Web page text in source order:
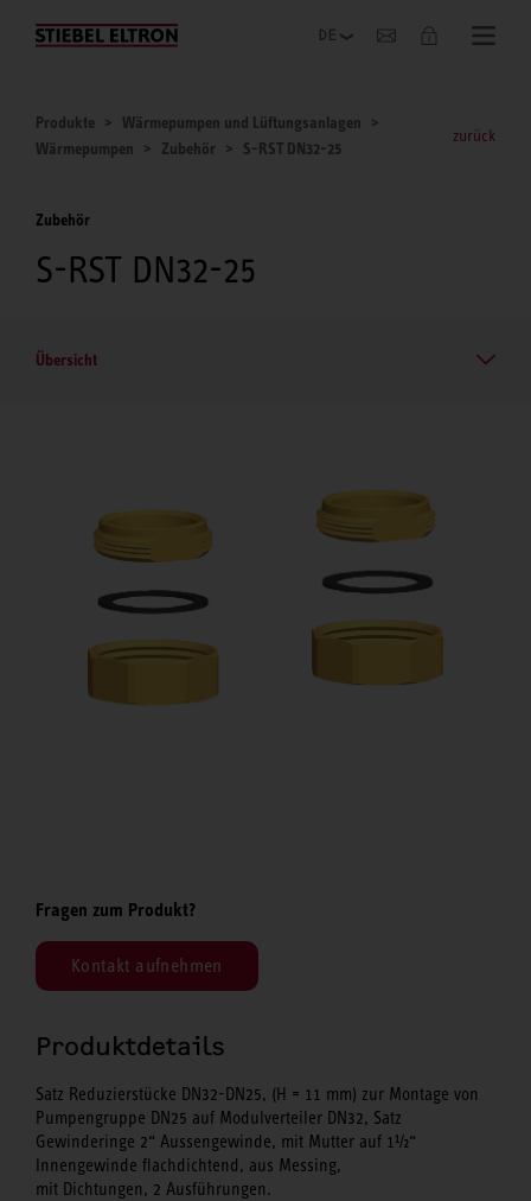
Unternehmen
Produkte
Wärmepumpen und Lüftungsanlagen
Wärmepumpen
Zubehör S-RST DN32-25
zurück
Zubehör
S-RST DN32-25
Übersicht
Fragen zum Produkt?
Kontakt aufnehmen
Produktdetails
Satz Reduzierstücke DN32-DN25, (H = 11 mm) zur Montage von
Pumpengruppe DN25 auf Modulverteiler DN32, Satz
Gewinderinge 2“ Aussengewinde, mit Mutter auf 1½“
Innengewinde flachdichtend, aus Messing,
mit Dichtungen, 2 Ausführungen.